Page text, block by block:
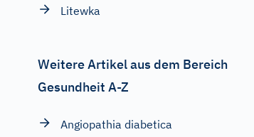
Litewka
Weitere Artikel aus dem Bereich
Gesundheit A-Z
Angiopathia diabetica